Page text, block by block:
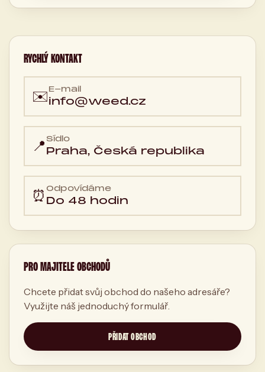
RYCHLÝ KONTAKT
✉️E-mail
info@weed.cz
📍 Sídlo
Praha, Česká republika
⏰ Odpovídáme
Do 48 hodin
PRO MAJITELE OBCHODŮ
Chcete přidat svůj obchod do našeho adresáře?
Využijte náš jednoduchý formulář.
PŘIDAT OBCHOD